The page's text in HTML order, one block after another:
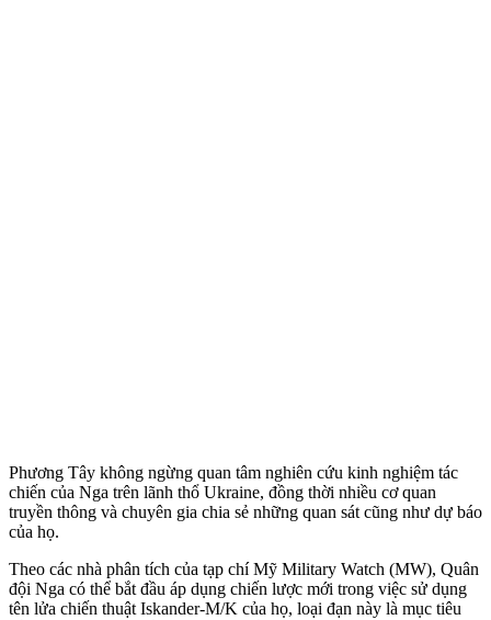
Phương Tây không ngừng quan tâm nghiên cứu kinh nghiệm tác
chiến của Nga trên lãnh thổ Ukraine, đồng thời nhiều cơ quan
truyền thông và chuyên gia chia sẻ những quan sát cũng như dự báo
của họ.
Theo các nhà phân tích của tạp chí Mỹ Military Watch (MW), Quân
đội Nga có thể bắt đầu áp dụng chiến lược mới trong việc sử dụng
tên lửa chiến thuật Iskander-M/K của họ, loại đạn này là mục tiêu